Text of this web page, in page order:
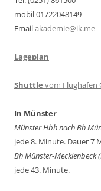
mobil 01722048149
Emailakademie@ik.me
Lageplan
Shuttle vom Flughafen
In Münster
Münster Hbh nach Bh
jede 8. Minute. Dauer 7
Bh Münster-Mecklenbeck
jede 43. Minute.